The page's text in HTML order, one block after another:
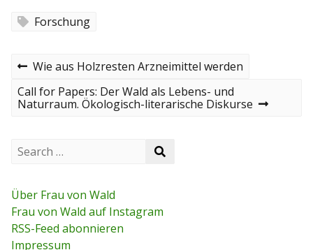
Forschung
B
e
t
r
a
g
s
P
e
v
s
s
t
Wie aus Holzresten Arzneimittel werden
N
e
o
Call for Papers: Der Wald als Lebens- und
Naturraum. Ökologisch-literarische Diskurse
c
h
f
o
r
Über Frau von Wald
Frau von Wald auf Instagram
RSS-Feed abonnieren
Impressum